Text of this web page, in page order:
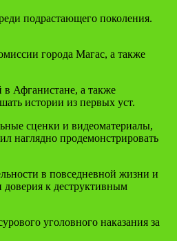
подрастающего поколения.
города Магас, а также
Афганистане, а также
истории из первых уст.
сценки и видеоматериалы,
наглядно продемонстрировать
в повседневной жизни и
к деструктивным
уголовного наказания за